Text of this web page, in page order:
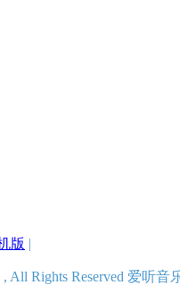
版 |
All Rights Reserved 爱听音